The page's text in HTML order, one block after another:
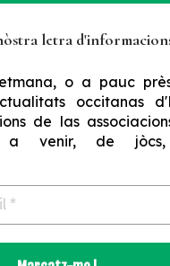
letra
o a pauc
occitanas
de las
a venir, de